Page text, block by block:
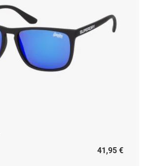
41,95 €